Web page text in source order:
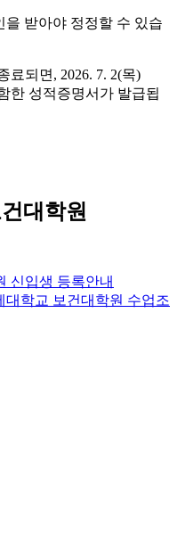
받아야 정정할 수 있습
되면, 2026. 7. 2(목)
한 성적증명서가 발급됩
대학원
신입생 등록안내
대학교 보건대학원 수업조